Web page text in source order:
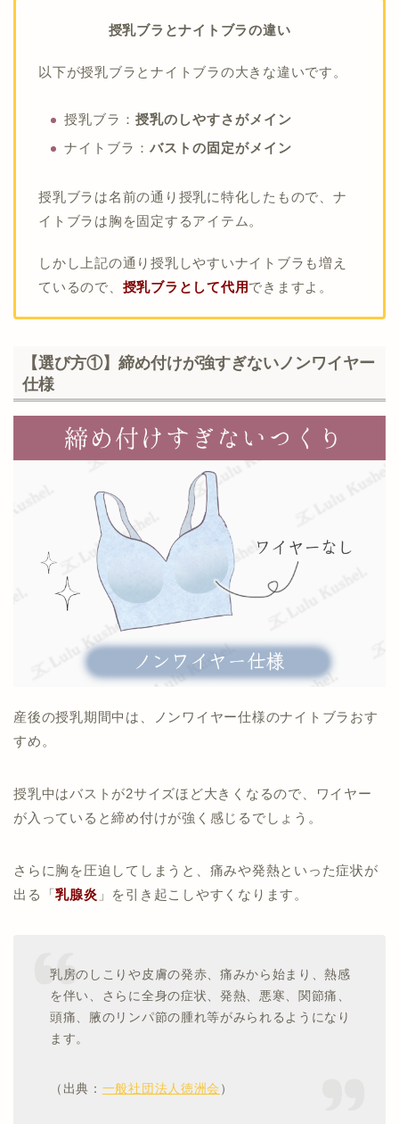
授乳ブラとナイトブラの違い
以下が授乳ブラとナイトブラの大きな違いです。
授乳ブラ： 授乳のしやすさがメイン
ナイトブラ： バストの固定がメイン
授乳ブラは名前の通り授乳に特化したもので、ナ
イトブラは胸を固定するアイテム。
しかし上記の通り授乳しやすいナイトブラも増え
ているので、 授乳ブラとして代用できますよ。
【選び方①】締め付けが強すぎないノンワイヤー
仕様
産後の授乳期間中は、ノンワイヤー仕様のナイトブラおす
すめ。
授乳中はバストが2サイズほど大きくなるので、ワイヤー
が入っていると締め付けが強く感じるでしょう。
さらに胸を圧迫してしまうと、痛みや発熱といった症状が
出る「乳腺炎 」を引き起こしやすくなります。
乳房のしこりや皮膚の発赤、痛みから始まり、熱感
を伴い、さらに全身の症状、発熱、悪寒、関節痛、
頭痛、腋のリンパ節の腫れ等がみられるようになり
ます。
（出典： 一般社団法人徳洲会 ）